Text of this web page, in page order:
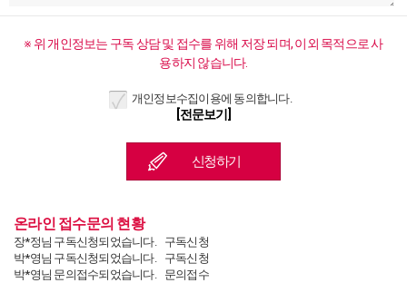
※ 위 개인정보는 구독 상담 및 접수를 위해 저장 되며, 이외 목적으로 사
용하지 않습니다.
개인정보수집이용에 동의합니다.
[전문보기]
온라인 접수문의 현황
장*정님 구독신청되었습니다.구독신청
박*영님 구독신청되었습니다.구독신청
박*영님 문의접수되었습니다.문의접수